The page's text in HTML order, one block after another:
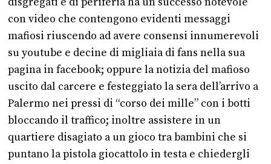
con video che contengono evidenti messaggi
mafiosi riuscendo ad avere consensi innumerevoli
su youtube e decine di migliaia di fans nella sua
pagina in facebook; oppure la notizia del mafioso
uscito dal carcere e festeggiato la sera dell’arrivo a
Palermo nei pressi di “corso dei mille” con i botti
bloccando il traffico; inoltre assistere in un
quartiere disagiato a un gioco tra bambini che si
puntano la pistola giocattolo in testa e chiedergli